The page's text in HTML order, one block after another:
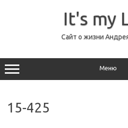
It's my
Сайт о жизни
Меню
15-425